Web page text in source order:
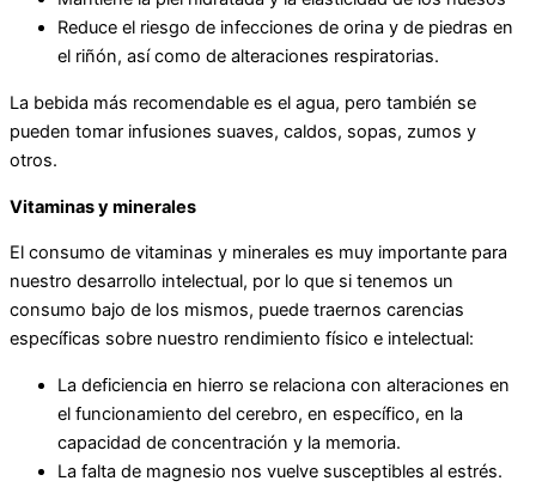
Reduce el riesgo de infecciones de orina y de piedras en
el riñón, así como de alteraciones respiratorias.
La bebida más recomendable es el agua, pero también se
pueden tomar infusiones suaves, caldos, sopas, zumos y
otros.
Vitaminas y minerales
El consumo de vitaminas y minerales es muy importante para
nuestro desarrollo intelectual, por lo que si tenemos un
consumo bajo de los mismos, puede traernos carencias
específicas sobre nuestro rendimiento físico e intelectual:
La deficiencia en hierro se relaciona con alteraciones en
el funcionamiento del cerebro, en específico, en la
capacidad de concentración y la memoria.
La falta de magnesio nos vuelve susceptibles al estrés.